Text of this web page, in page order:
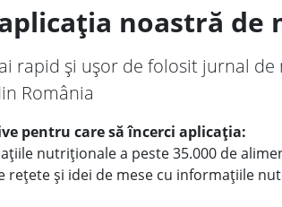
noastră de
rapid și ușor de folosit jurnal
România
pentru care să încerci aplicația:
nutriționale a peste 35.000 de
rețete și idei de mese cu informațiile